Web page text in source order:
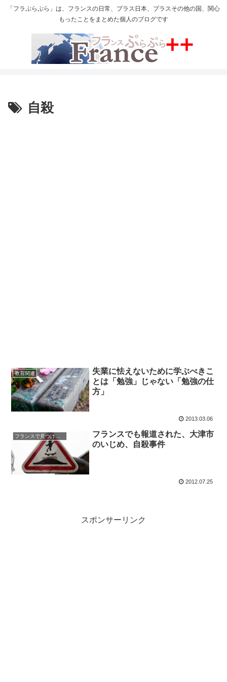
「フラぷらぷら」は、フランスの日常、プラス日本、プラスその他の国、関心
もったことをまとめた個人のブログです
自殺
教育関連
失業に怯えないために学ぶべきこ
とは「勉強」じゃない「勉強の仕
方」
2013.03.06
フランスで見つけた日本
フランスでも報道された、大津市
のいじめ、自殺事件
2012.07.25
スポンサーリンク